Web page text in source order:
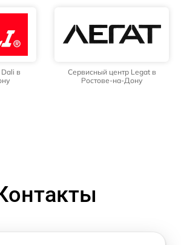
в
Сервисный центр Legat в
Ростове-на-Дону